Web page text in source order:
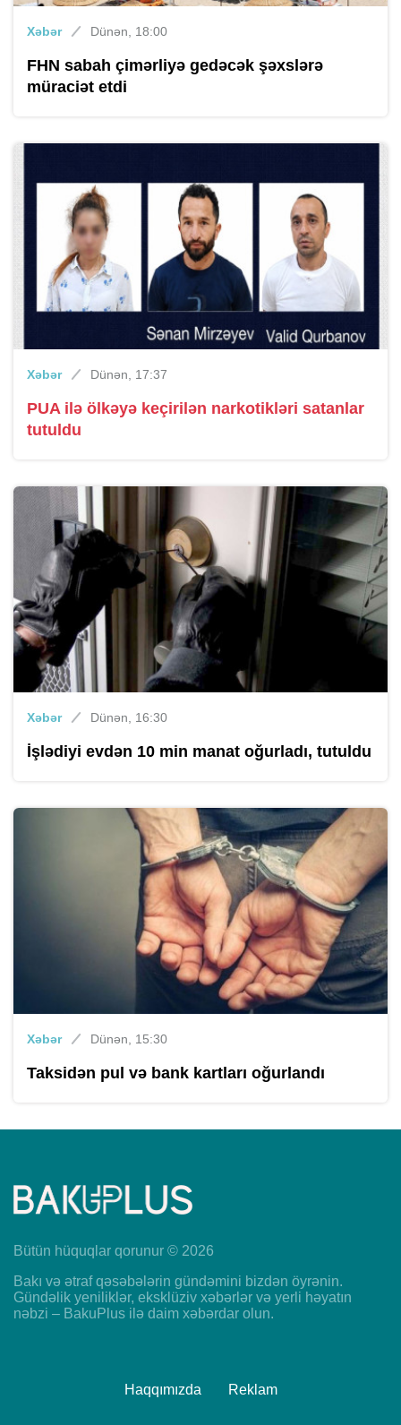
Xəbər Dünən, 18:00
FHN sabah çimərliyə gedəcək şəxslərə
müraciət etdi
Xəbər Dünən, 17:37
PUA ilə ölkəyə keçirilən narkotikləri satanlar
tutuldu
Xəbər Dünən, 16:30
İşlədiyi evdən 10 min manat oğurladı, tutuldu
Xəbər Dünən, 15:30
Taksidən pul və bank kartları oğurlandı
Bütün hüquqlar qorunur © 2026
Bakı və ətraf qəsəbələrin gündəmini bizdən öyrənin.
Gündəlik yeniliklər, eksklüziv xəbərlər və yerli həyatın
nəbzi – BakuPlus ilə daim xəbərdar olun.
Haqqımızda Reklam